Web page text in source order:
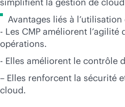
Avantages liés à
- Les CMP améliorent
opérations.
- Elles améliorent le contrôle
– Elles renforcent la sécurité
cloud.